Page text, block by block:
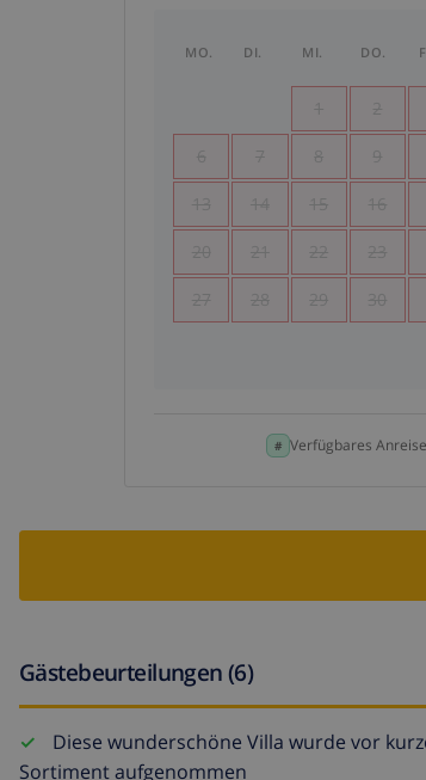
MO. DI. MI. DO.
1 2
6 7 8 9
13 14 15 16
20 21 22 23
27 28 29 30
Verfügbares
Gästebeurteilungen (6)
Diese wunderschöne Villa wurde vor
Sortiment aufgenommen